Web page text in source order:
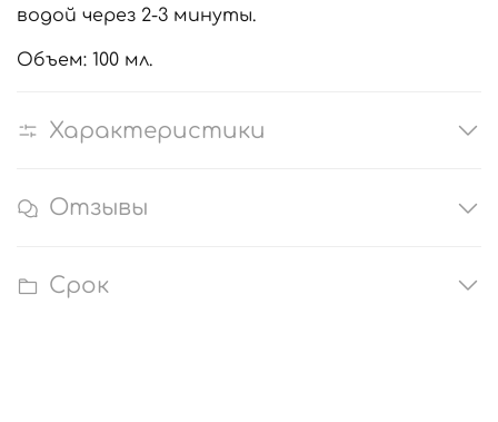
водой через 2-3 минуты.
Объем: 100 мл.
Характеристики
Отзывы
Срок